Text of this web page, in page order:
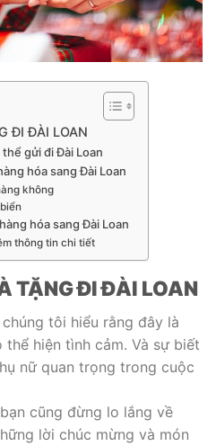
ĐI ĐÀI LOAN
gửi đi Đài Loan
hóa sang Đài Loan
không
hóa sang Đài Loan
thông tin chi tiết
TẶNG ĐI ĐÀI LOAN
tôi hiểu rằng đây là
hiện tình cảm. Và sự biết
nữ quan trọng trong cuộc
cũng đừng lo lắng về
lời chúc mừng và món